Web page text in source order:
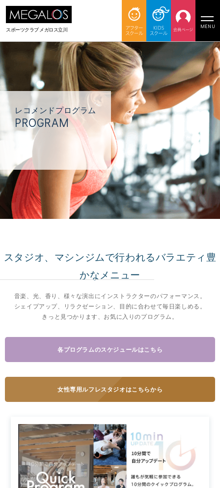
スポーツクラブメガロス立川
MENU
レコメンドプログラム
PROGRAM
スタジオ、マシンジムで行われるバラエティ豊
かなメニュー
音楽、光、香り、様々な演出にインストラクターのパフォーマンス。
シェイプアップ、リラクゼーション、目的に合わせて毎日楽しめる。
きっと見つかります、お気に入りのプログラム。
各プログラムのスケジュールはこちら
女性専用ルフレスタジオはこちらから